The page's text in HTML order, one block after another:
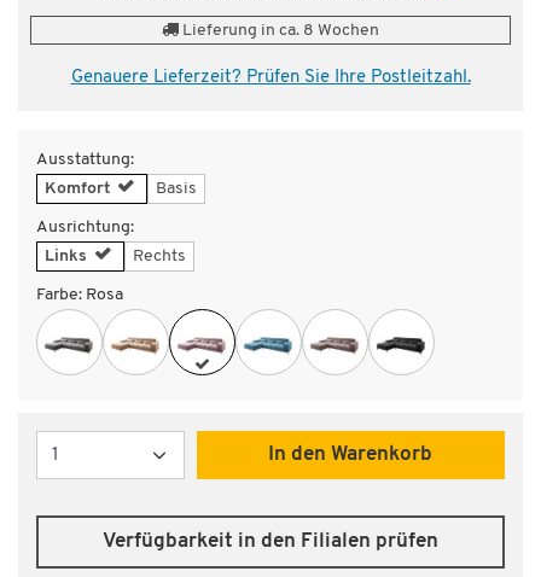
Lieferung in ca. 8 Wochen
Genauere Lieferzeit? Prüfen Sie Ihre Postleitzahl.
Ausstattung:
Komfort
Basis
Ausrichtung:
Links
Rechts
Farbe: Rosa
Menge
In den Warenkorb
Verfügbarkeit in den Filialen prüfen